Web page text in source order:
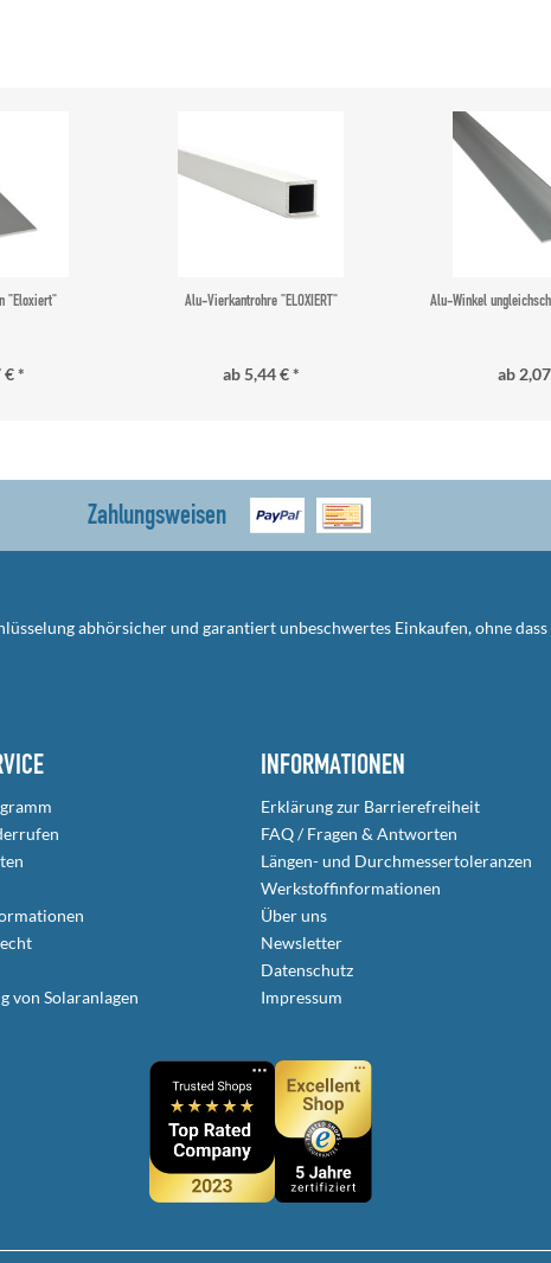
"Eloxiert"
€ *
Alu-Vierkantrohre "ELOXIERT"
ab 5,44 € *
Alu-Winkel
ab
Zahlungsweisen
abhörsicher und garantiert unbeschwertes Einkaufen, ohne
von Solaranlagen
INFORMATIONEN
Erklärung zur Barrierefreiheit
FAQ / Fragen & Antworten
Längen- und Durchmessertoleranzen
Werkstoffinformationen
Über uns
Newsletter
Datenschutz
Impressum